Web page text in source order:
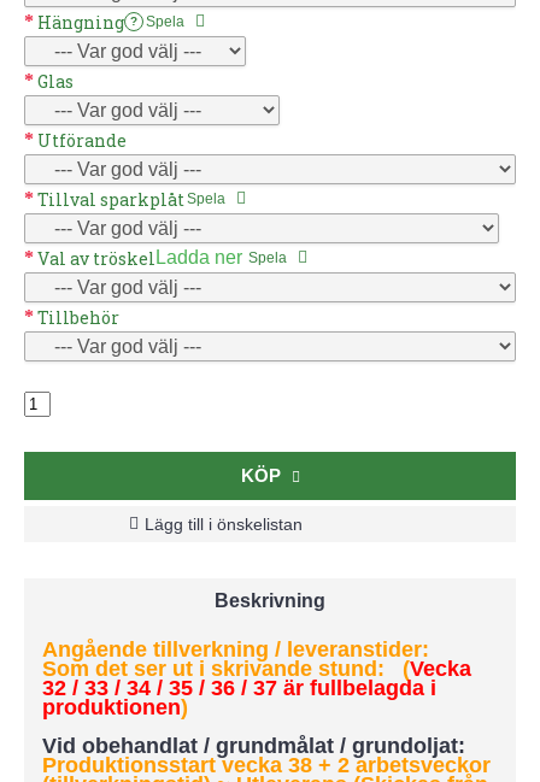
Hängning ? Spela
Glas
Utförande
Tillval sparkplåt Spela
Val av tröskel Ladda ner Spela
Tillbehör
KÖP
Lägg till i önskelistan
Beskrivning
Angående tillverkning / leveranstider:
Som det ser ut i skrivande stund: (Vecka
32 / 33 / 34 / 35 / 36 / 37 är fullbelagda i
produktionen)
Vid obehandlat / grundmålat / grundoljat:
Produktionsstart vecka 38 + 2 arbetsveckor